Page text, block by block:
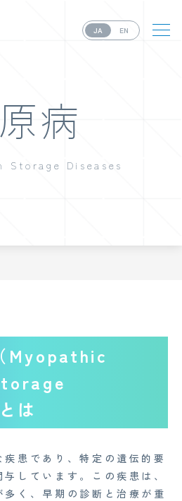
病
Storage Diseases
Myopathic
は
患であり、特定の遺伝的要
しています。この疾患は、
く、早期の診断と治療が重
JA EN